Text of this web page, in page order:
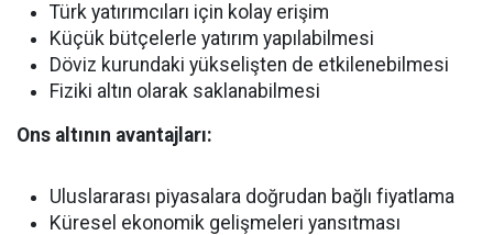
Türk yatırımcıları için kolay erişim
Küçük bütçelerle yatırım yapılabilmesi
Döviz kurundaki yükselişten de etkilenebilmesi
Fiziki altın olarak saklanabilmesi
Ons altının avantajları:
Uluslararası piyasalara doğrudan bağlı fiyatlama
Küresel ekonomik gelişmeleri yansıtması